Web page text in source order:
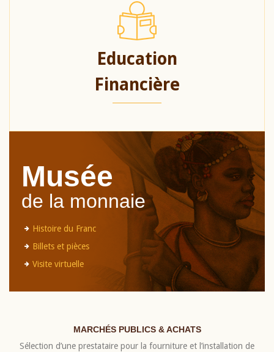
Education
Financière
Musée
de la monnaie
Histoire du Franc
Billets et pièces
Visite virtuelle
MARCHÉS PUBLICS & ACHATS
Sélection d’une prestataire pour la fourniture et l’installation de